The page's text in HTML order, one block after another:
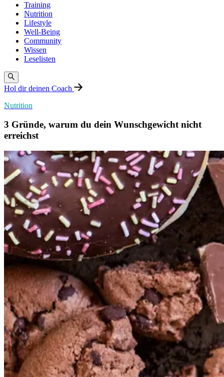
Training
Nutrition
Lifestyle
Well-Being
Community
Wissen
Leselisten
Hol dir deinen Coach
Nutrition
3 Gründe, warum du dein Wunschgewicht nicht
erreichst